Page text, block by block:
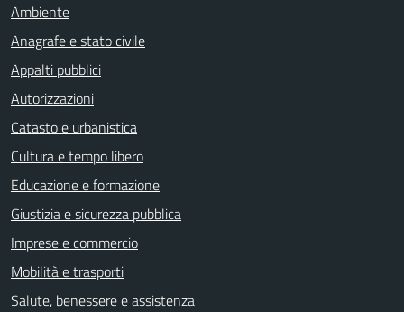
Ambiente
Anagrafe e stato civile
Appalti pubblici
Autorizzazioni
Catasto e urbanistica
Cultura e tempo libero
Educazione e formazione
Giustizia e sicurezza pubblica
Imprese e commercio
Mobilità e trasporti
Salute, benessere e assistenza